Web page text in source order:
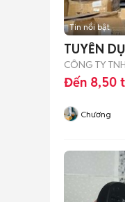
Tin nổi bật
TUYỂN
CÔNG TY
Đến 8,50
Chương